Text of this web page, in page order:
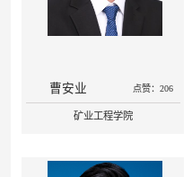
曹安业 点赞：206
矿业工程学院